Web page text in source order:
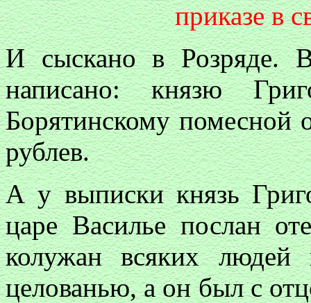
приказе в
И сыскано в Розряде.
написано: князю
Борятинскому помесной
рублев.
А у выписки князь
царе Василье послан
колужан всяких людей
целованью, а он был с